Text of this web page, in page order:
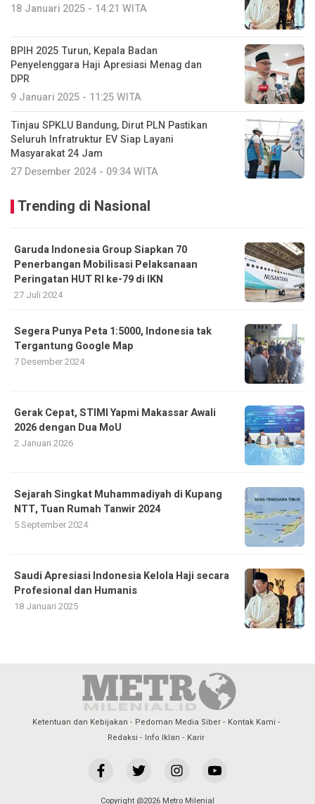
18 Januari 2025 - 14:21 WITA
BPIH 2025 Turun, Kepala Badan
Penyelenggara Haji Apresiasi Menag dan
DPR
9 Januari 2025 - 11:25 WITA
Tinjau SPKLU Bandung, Dirut PLN Pastikan
Seluruh Infratruktur EV Siap Layani
Masyarakat 24 Jam
27 Desember 2024 - 09:34 WITA
Trending di Nasional
Garuda Indonesia Group Siapkan 70
Penerbangan Mobilisasi Pelaksanaan
Peringatan HUT RI ke-79 di IKN
27 Juli 2024
Segera Punya Peta 1:5000, Indonesia tak
Tergantung Google Map
7 Desember 2024
Gerak Cepat, STIMI Yapmi Makassar Awali
2026 dengan Dua MoU
2 Januari 2026
Sejarah Singkat Muhammadiyah di Kupang
NTT, Tuan Rumah Tanwir 2024
5 September 2024
Saudi Apresiasi Indonesia Kelola Haji secara
Profesional dan Humanis
18 Januari 2025
Ketentuan dan Kebijakan Pedoman Media Siber
Kontak Kami
Redaksi
Info Iklan Karir
Copyright @2026 Metro Milenial